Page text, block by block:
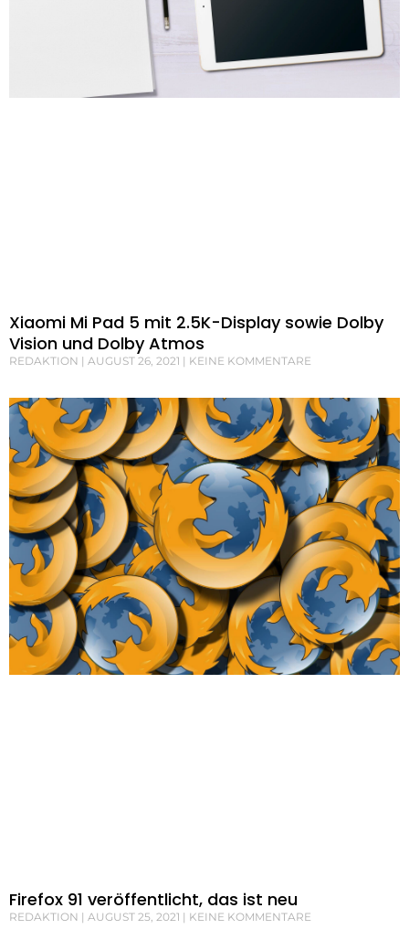
Xiaomi Mi Pad 5 mit 2.5K-Display sowie Dolby
Vision und Dolby Atmos
REDAKTION AUGUST 26, 2021 KEINE KOMMENTARE
Firefox 91 veröffentlicht, das ist neu
REDAKTION AUGUST 25, 2021 KEINE KOMMENTARE